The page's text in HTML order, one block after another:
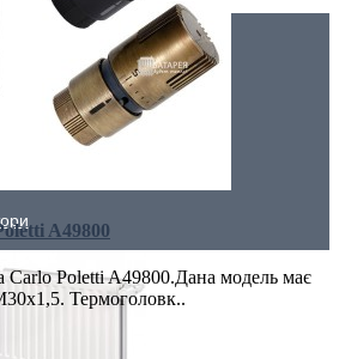
A49800
Carlo Poletti A49800.Дана модель має
Термоголовк..